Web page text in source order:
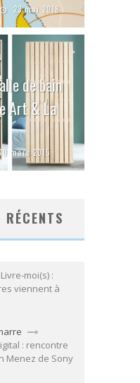
23 mai 2018
de bain
Art & La
10 mars 2015
Livre-moi(s) :
viennent à
: rencontre
Menez de Sony